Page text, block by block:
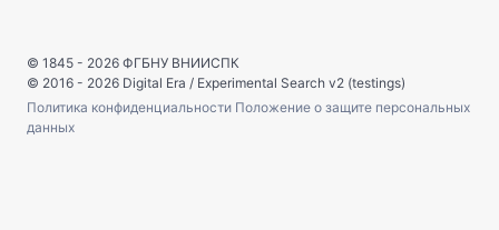
© 1845 - 2026 ФГБНУ ВНИИСПК
© 2016 - 2026 Digital Era / Experimental Search v2 (testings)
Политика конфиденциальности Положение о защите персональных
данных